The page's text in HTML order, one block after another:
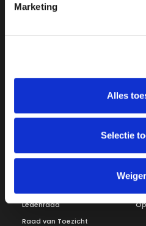
Marketing
Alles
Selectie
Inloggen
Ledenraad
Raad van Toezicht